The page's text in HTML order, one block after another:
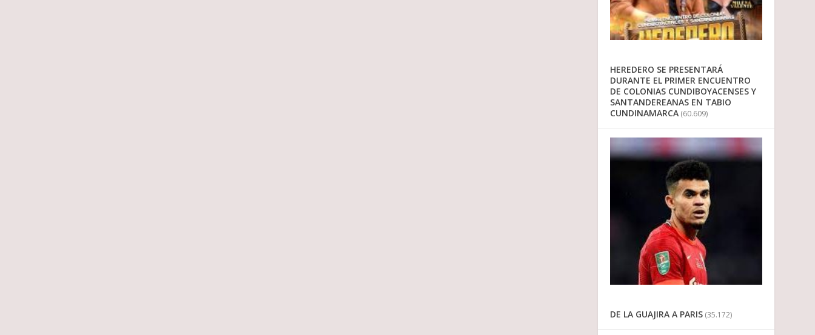
HEREDERO SE PRESENTARÁ
DURANTE EL PRIMER ENCUENTRO
DE COLONIAS CUNDIBOYACENSES Y
SANTANDEREANAS EN TABIO
CUNDINAMARCA (60.609)
DE LA GUAJIRA A PARIS (35.172)